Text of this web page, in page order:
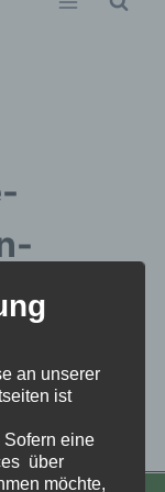
Folien-
an unserer
ist
eine
über
möchte,